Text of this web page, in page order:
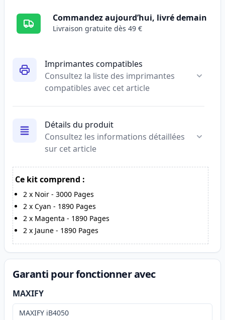
Imprimantes compatibles
Consultez la liste des imprimantes
compatibles avec cet article
Détails du produit
Consultez les informations détaillées
sur cet article
Ce kit comprend :
2 x Noir - 3000 Pages
2 x Cyan - 1890 Pages
2 x Magenta - 1890 Pages
2 x Jaune - 1890 Pages
Commandez aujourd’hui, livré demain
Livraison gratuite dès 49 €
Garanti pour fonctionner avec
MAXIFY
MAXIFY iB4050